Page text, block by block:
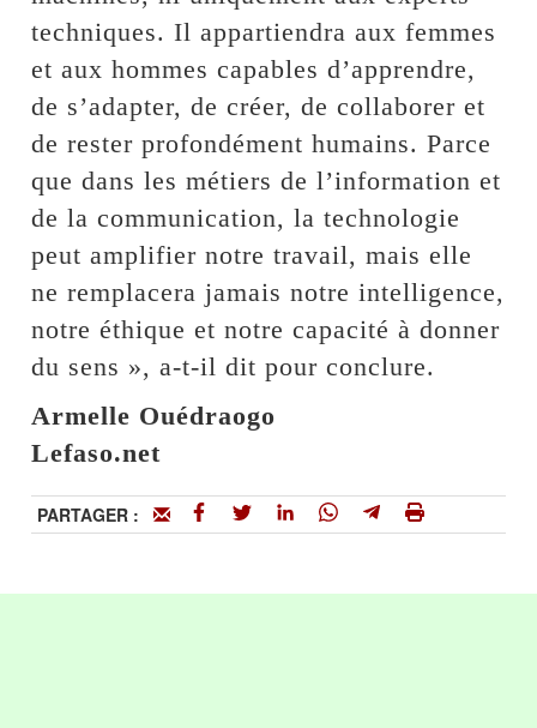
techniques. Il appartiendra aux femmes
et aux hommes capables d’apprendre,
de s’adapter, de créer, de collaborer et
de rester profondément humains. Parce
que dans les métiers de l’information et
de la communication, la technologie
peut amplifier notre travail, mais elle
ne remplacera jamais notre intelligence,
notre éthique et notre capacité à donner
du sens », a-t-il dit pour conclure.
Armelle Ouédraogo
Lefaso.net
PARTAGER :